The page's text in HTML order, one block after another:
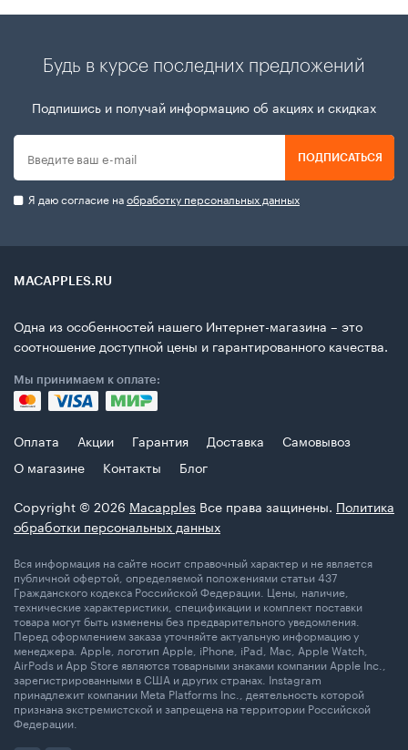
Будь в курсе последних предложений
Подпишись и получай информацию об акциях и скидках
ПОДПИСАТЬСЯ
Я даю согласие наобработку персональных данных
MACAPPLES.RU
Одна из особенностей нашего Интернет-магазина – это
соотношение доступной цены и гарантированного качества.
Мы принимаем к оплате:
Оплата Акции Гарантия Доставка
Самовывоз
О магазине
Контакты
Блог
Copyright © 2026 Macapples Все права защинены. Политика
обработки персональных данных
Вся информация на сайте носит справочный характер и не является
публичной офертой, определяемой положениями статьи 437
Гражданского кодекса Российской Федерации. Цены, наличие,
технические характеристики, спецификации и комплект поставки
товара могут быть изменены без предварительного уведомления.
Перед оформлением заказа уточняйте актуальную информацию у
менеджера. Apple, логотип Apple, iPhone, iPad, Mac, Apple Watch,
AirPods и App Store являются товарными знаками компании Apple Inc.,
зарегистрированными в США и других странах. Instagram
принадлежит компании Meta Platforms Inc., деятельность которой
признана экстремистской и запрещена на территории Российской
Федерации.